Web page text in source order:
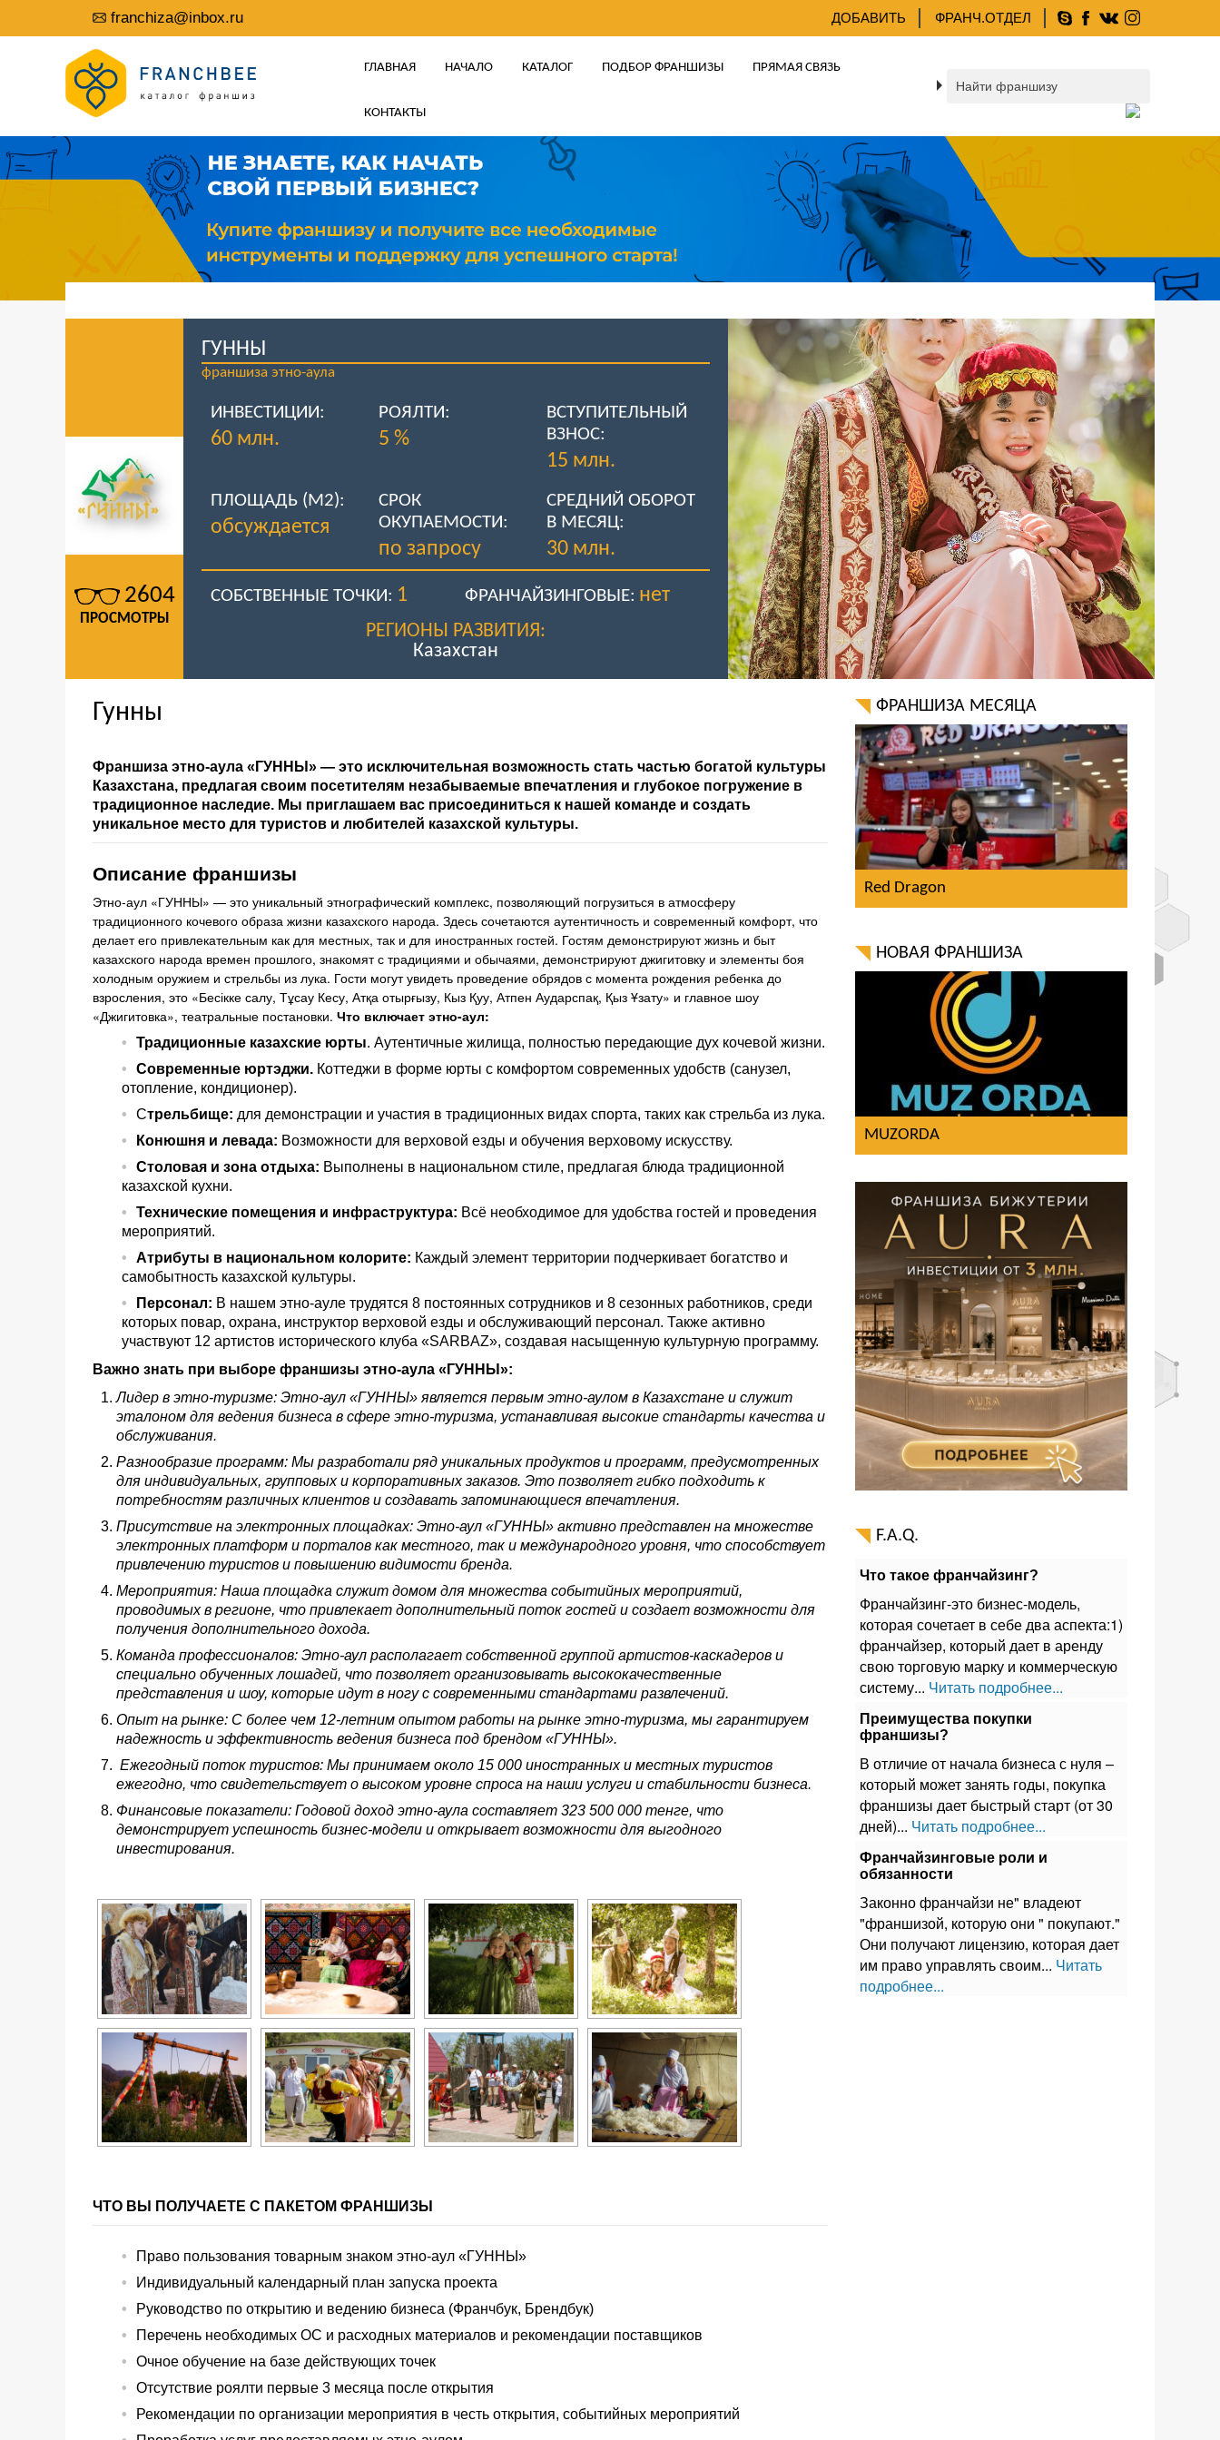
franchiza@inbox.ru ДОБАВИТЬ ФРАНЧ.ОТДЕЛ
ГЛАВНАЯ НАЧАЛО КАТАЛОГ ПОДБОР ФРАНШИЗЫ ПРЯМАЯ СВЯЗЬ
КОНТАКТЫ
2604
ПРОСМОТРЫ
ГУННЫ
франшиза этно-аула
ИНВЕСТИЦИИ:
60 млн.
РОЯЛТИ:
5 %
ВСТУПИТЕЛЬНЫЙ
ВЗНОС:
15 млн.
ПЛОЩАДЬ (М2):
обсуждается
СРОК
ОКУПАЕМОСТИ:
по запросу
СРЕДНИЙ ОБОРОТ
В МЕСЯЦ:
30 млн.
СОБСТВЕННЫЕ ТОЧКИ: 1 ФРАНЧАЙЗИНГОВЫЕ: нет
РЕГИОНЫ РАЗВИТИЯ:
Казахстан
Гунны
Франшиза этно-аула «ГУННЫ» — это исключительная возможность стать частью богатой культуры
Казахстана, предлагая своим посетителям незабываемые впечатления и глубокое погружение в
традиционное наследие. Мы приглашаем вас присоединиться к нашей команде и создать
уникальное место для туристов и любителей казахской культуры.
Описание франшизы
Этно-аул «ГУННЫ» — это уникальный этнографический комплекс, позволяющий погрузиться в атмосферу
традиционного кочевого образа жизни казахского народа. Здесь сочетаются аутентичность и современный комфорт, что
делает его привлекательным как для местных, так и для иностранных гостей. Гостям демонстрируют жизнь и быт
казахского народа времен прошлого, знакомят с традициями и обычаями, демонстрируют джигитовку и элементы боя
холодным оружием и стрельбы из лука. Гости могут увидеть проведение обрядов с момента рождения ребенка до
взросления, это «Бесікке салу, Тұсау Кесу, Атқа отырғызу, Кыз Қуу, Атпен Аударспақ, Қыз Ұзату» и главное шоу
«Джигитовка», театральные постановки. Что включает этно-аул:
Традиционные казахские юрты. Аутентичные жилища, полностью передающие дух кочевой жизни.
Современные юртэджи. Коттеджи в форме юрты с комфортом современных удобств (санузел,
отопление, кондиционер).
Стрельбище: для демонстрации и участия в традиционных видах спорта, таких как стрельба из лука.
Конюшня и левада: Возможности для верховой езды и обучения верховому искусству.
Столовая и зона отдыха: Выполнены в национальном стиле, предлагая блюда традиционной
казахской кухни.
Технические помещения и инфраструктура: Всё необходимое для удобства гостей и проведения
мероприятий.
Атрибуты в национальном колорите: Каждый элемент территории подчеркивает богатство и
самобытность казахской культуры.
Персонал: В нашем этно-ауле трудятся 8 постоянных сотрудников и 8 сезонных работников, среди
которых повар, охрана, инструктор верховой езды и обслуживающий персонал. Также активно
участвуют 12 артистов исторического клуба «SARBAZ», создавая насыщенную культурную программу.
Важно знать при выборе франшизы этно-аула «ГУННЫ»:
Лидер в этно-туризме: Этно-аул «ГУННЫ» является первым этно-аулом в Казахстане и служит
эталоном для ведения бизнеса в сфере этно-туризма, устанавливая высокие стандарты качества и
обслуживания.
Разнообразие программ: Мы разработали ряд уникальных продуктов и программ, предусмотренных
для индивидуальных, групповых и корпоративных заказов. Это позволяет гибко подходить к
потребностям различных клиентов и создавать запоминающиеся впечатления.
Присутствие на электронных площадках: Этно-аул «ГУННЫ» активно представлен на множестве
электронных платформ и порталов как местного, так и международного уровня, что способствует
привлечению туристов и повышению видимости бренда.
Мероприятия: Наша площадка служит домом для множества событийных мероприятий,
проводимых в регионе, что привлекает дополнительный поток гостей и создает возможности для
получения дополнительного дохода.
Команда профессионалов: Этно-аул располагает собственной группой артистов-каскадеров и
специально обученных лошадей, что позволяет организовывать высококачественные
представления и шоу, которые идут в ногу с современными стандартами развлечений.
Опыт на рынке: С более чем 12-летним опытом работы на рынке этно-туризма, мы гарантируем
надежность и эффективность ведения бизнеса под брендом «ГУННЫ».
Ежегодный поток туристов: Мы принимаем около 15 000 иностранных и местных туристов
ежегодно, что свидетельствует о высоком уровне спроса на наши услуги и стабильности бизнеса.
Финансовые показатели: Годовой доход этно-аула составляет 323 500 000 тенге, что
демонстрирует успешность бизнес-модели и открывает возможности для выгодного
инвестирования.
ЧТО ВЫ ПОЛУЧАЕТЕ С ПАКЕТОМ ФРАНШИЗЫ
Право пользования товарным знаком этно-аул «ГУННЫ»
Индивидуальный календарный план запуска проекта
Руководство по открытию и ведению бизнеса (Франчбук, Брендбук)
Перечень необходимых ОС и расходных материалов и рекомендации поставщиков
Очное обучение на базе действующих точек
Отсутствие роялти первые 3 месяца после открытия
Рекомендации по организации мероприятия в честь открытия, событийных мероприятий
ФРАНШИЗА МЕСЯЦА
Red Dragon
НОВАЯ ФРАНШИЗА
MUZORDA
F.A.Q.
Что такое франчайзинг?
Франчайзинг-это бизнес-модель,
которая сочетает в себе два аспекта:1)
франчайзер, который дает в аренду
свою торговую марку и коммерческую
систему... Читать подробнее...
Преимущества покупки
франшизы?
В отличие от начала бизнеса с нуля –
который может занять годы, покупка
франшизы дает быстрый старт (от 30
дней)... Читать подробнее...
Франчайзинговые роли и
обязанности
Законно франчайзи не" владеют
"франшизой, которую они " покупают."
Они получают лицензию, которая дает
им право управлять своим... Читать
подробнее...